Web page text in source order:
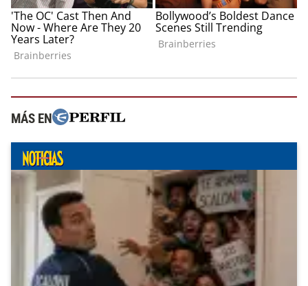
MÁS EN